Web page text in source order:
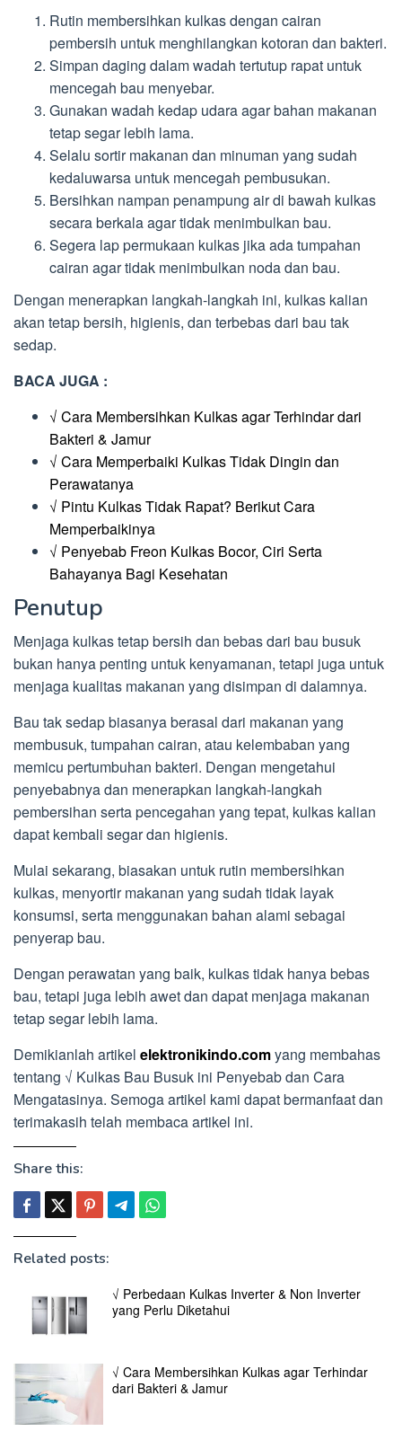
Rutin membersihkan kulkas dengan cairan
pembersih untuk menghilangkan kotoran dan bakteri.
Simpan daging dalam wadah tertutup rapat untuk
mencegah bau menyebar.
Gunakan wadah kedap udara agar bahan makanan
tetap segar lebih lama.
Selalu sortir makanan dan minuman yang sudah
kedaluwarsa untuk mencegah pembusukan.
Bersihkan nampan penampung air di bawah kulkas
secara berkala agar tidak menimbulkan bau.
Segera lap permukaan kulkas jika ada tumpahan
cairan agar tidak menimbulkan noda dan bau.
Dengan menerapkan langkah-langkah ini, kulkas kalian
akan tetap bersih, higienis, dan terbebas dari bau tak
sedap.
BACA JUGA :
√ Cara Membersihkan Kulkas agar Terhindar dari
Bakteri & Jamur
√ Cara Memperbaiki Kulkas Tidak Dingin dan
Perawatanya
√ Pintu Kulkas Tidak Rapat? Berikut Cara
Memperbaikinya
√ Penyebab Freon Kulkas Bocor, Ciri Serta
Bahayanya Bagi Kesehatan
Penutup
Menjaga kulkas tetap bersih dan bebas dari bau busuk
bukan hanya penting untuk kenyamanan, tetapi juga untuk
menjaga kualitas makanan yang disimpan di dalamnya.
Bau tak sedap biasanya berasal dari makanan yang
membusuk, tumpahan cairan, atau kelembaban yang
memicu pertumbuhan bakteri. Dengan mengetahui
penyebabnya dan menerapkan langkah-langkah
pembersihan serta pencegahan yang tepat, kulkas kalian
dapat kembali segar dan higienis.
Mulai sekarang, biasakan untuk rutin membersihkan
kulkas, menyortir makanan yang sudah tidak layak
konsumsi, serta menggunakan bahan alami sebagai
penyerap bau.
Dengan perawatan yang baik, kulkas tidak hanya bebas
bau, tetapi juga lebih awet dan dapat menjaga makanan
tetap segar lebih lama.
Demikianlah artikel elektronikindo.comyang membahas
tentang √ Kulkas Bau Busuk ini Penyebab dan Cara
Mengatasinya. Semoga artikel kami dapat bermanfaat dan
terimakasih telah membaca artikel ini.
Share this:
Related posts:
√ Perbedaan Kulkas Inverter & Non Inverter
yang Perlu Diketahui
√ Cara Membersihkan Kulkas agar Terhindar
dari Bakteri & Jamur